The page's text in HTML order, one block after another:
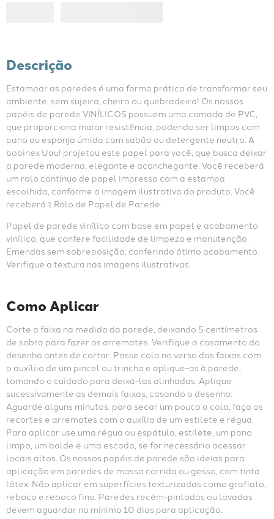
Descrição
Estampar as paredes é uma forma prática de transformar seu
ambiente, sem sujeira, cheiro ou quebradeira! Os nossos
papéis de parede VINÍLICOS possuem uma camada de PVC,
que proporciona maior resistência, podendo ser limpos com
pano ou esponja úmida com sabão ou detergente neutro. A
bobinex Uau! projetou este papel para você, que busca deixar
a parede moderna, elegante e aconchegante. Você receberá
um rolo contínuo de papel impresso com a estampa
escolhida, conforme a imagem ilustrativa do produto. Você
receberá 1 Rolo de Papel de Parede.
Papel de parede vinílico com base em papel e acabamento
vinílico, que confere facilidade de limpeza e manutenção.
Emendas sem sobreposição, conferindo ótimo acabamento.
Verifique a textura nas imagens ilustrativas.
Como Aplicar
Corte a faixa na medida da parede, deixando 5 centímetros
de sobra para fazer os arremates. Verifique o casamento do
desenho antes de cortar. Passe cola no verso das faixas com
o auxíliio de um pincel ou trincha e aplique-as à parede,
tomando o cuidado para deixá-las alinhadas. Aplique
sucessivamente as demais faixas, casando o desenho.
Aguarde alguns minutos, para secar um pouco a cola, faça os
recortes e arremates com o auxílio de um estilete e régua.
Para aplicar use uma régua ou espátula, estilete, um pano
limpo, um balde e uma escada, se for necessário acessar
locais altos. Os nossos papéis de parede são ideias para
aplicação em paredes de massa corrida ou gesso, com tinta
látex. Não aplicar em superfícies texturizadas como grafiato,
reboco e reboco fino. Paredes recém-pintadas ou lavadas
devem aguardar no mínimo 10 dias para aplicação.